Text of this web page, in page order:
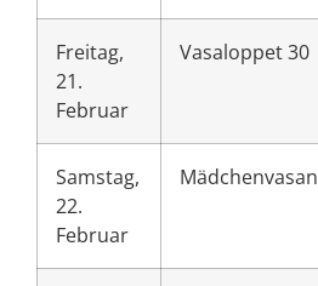
Freitag,
21.
Februar
Vasaloppet 30
Samstag,
22.
Februar
Mädchenvasan